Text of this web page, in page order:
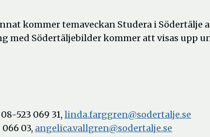
kommer temaveckan Studera i Södertälje
med Södertäljebilder kommer att visas upp
523 069 31, linda.farggren@sodertalje.se
03, angelica.vallgren@sodertalje.se